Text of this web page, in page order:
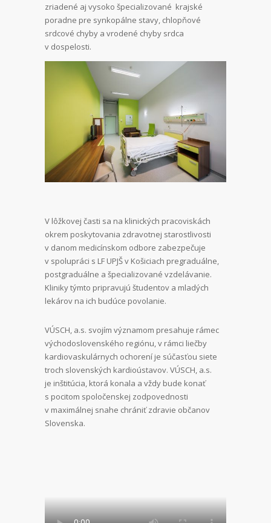
zriadené aj vysoko špecializované krajské
poradne pre synkopálne stavy, chlopňové
srdcové chyby a vrodené chyby srdca
v dospelosti.
V lôžkovej časti sa na klinických pracoviskách
okrem poskytovania zdravotnej starostlivosti
v danom medicínskom odbore zabezpečuje
v spolupráci s LF UPJŠ v Košiciach pregraduálne,
postgraduálne a špecializované vzdelávanie.
Kliniky týmto pripravujú študentov a mladých
lekárov na ich budúce povolanie.
VÚSCH, a.s. svojím významom presahuje rámec
východoslovenského regiónu, v rámci liečby
kardiovaskulárnych ochorení je súčasťou siete
troch slovenských kardioústavov. VÚSCH, a.s.
je inštitúcia, ktorá konala a vždy bude konať
s pocitom spoločenskej zodpovednosti
v maximálnej snahe chrániť zdravie občanov
Slovenska.